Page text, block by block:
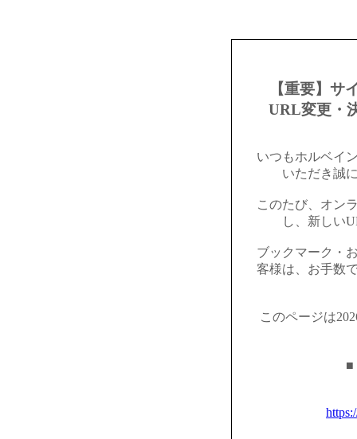
【重要】サ
URL変更・
いつもホルベイ
いただき誠
このたび、オン
し、新しい
ブックマーク・
客様は、お手数
このページは
■